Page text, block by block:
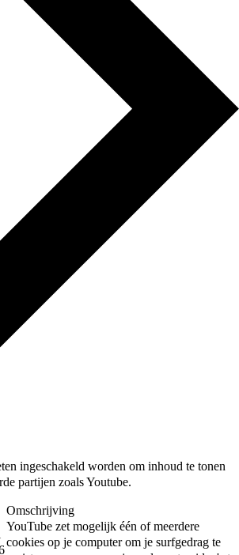
ingeschakeld worden om inhoud te tonen
partijen zoals Youtube.
Omschrijving
YouTube zet mogelijk één of meerdere
cookies op je computer om je surfgedrag te